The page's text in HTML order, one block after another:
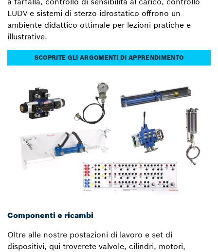
LUDV e sistemi di sterzo idrostatico offrono un
ambiente didattico ottimale per lezioni pratiche e
illustrative.
SCOPRITE GLI ARGOMENTI DI APPRENDIMENTO
Componenti e ricambi
Oltre alle nostre postazioni di lavoro e set di
dispositivi, qui troverete valvole, cilindri, motori,